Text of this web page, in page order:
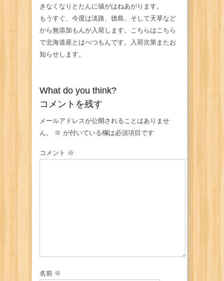
きなくなりとたんに値がはねあがります。
もうすぐ、今度は淡路、徳島、そして天草など
から無添加もんが入荷します。こちらはこちら
で北海道産とはべつもんです。入荷次第またお
知らせします。
What do you think?
コメントを残す
メールアドレスが公開されることはありませ
ん。
※ が付いている欄は必須項目です
コメント ※
名前 ※